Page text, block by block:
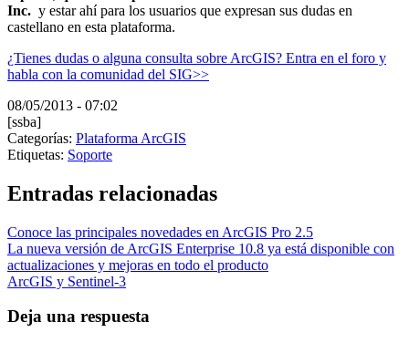
Inc. y estar ahí para los usuarios que expresan sus dudas en
castellano en esta plataforma.
¿Tienes dudas o alguna consulta sobre ArcGIS? Entra en el foro y
habla con la comunidad del SIG>>
08/05/2013 - 07:02
[ssba]
Categorías: Plataforma ArcGIS
Etiquetas: Soporte
Entradas relacionadas
Conoce las principales novedades en ArcGIS Pro 2.5
La nueva versión de ArcGIS Enterprise 10.8 ya está disponible con
actualizaciones y mejoras en todo el producto
ArcGIS y Sentinel-3
Deja una respuesta